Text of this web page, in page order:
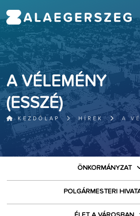
A VÉLEMÉNY
(ESSZÉ)
KEZDŐLAP HÍREK A
ÖNKORMÁNYZAT
POLGÁRMESTERI